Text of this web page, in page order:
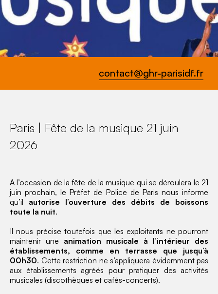
contact@ghr-parisidf.fr
Paris | Fête de la musique 21 juin
2026
A l’occasion de la fête de la musique qui se déroulera le 21
juin prochain, le Préfet de Police de Paris nous informe
qu’il autorise l’ouverture des débits de boissons
toute la nuit.
Il nous précise toutefois que les exploitants ne pourront
maintenir une animation musicale à l’intérieur des
établissements, comme en terrasse que jusqu’à
00h30. Cette restriction ne s’appliquera évidemment pas
aux établissements agréés pour pratiquer des activités
musicales (discothèques et cafés-concerts).